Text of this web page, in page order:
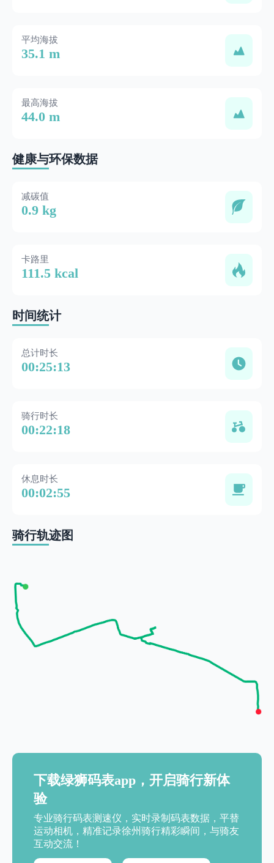
平均海拔
35.1 m
最高海拔
44.0 m
健康与环保数据
减碳值
0.9 kg
卡路里
111.5 kcal
时间统计
总计时长
00:25:13
骑行时长
00:22:18
休息时长
00:02:55
骑行轨迹图
下载绿狮码表app，开启骑行新体
验
专业骑行码表测速仪，实时录制码表数据，平替
运动相机，精准记录徐州骑行精彩瞬间，与骑友
互动交流！